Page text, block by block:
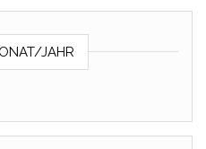
JAHR